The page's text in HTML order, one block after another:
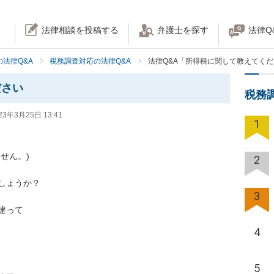
法律相談を投稿する 弁護士を探す 法律
法律Q&A 税務調査対応の法律Q&A 法律Q&A「所得税に関して教えてく
い
年3月25日 13:41
ん。)
ょうか？
って
税務
1
2
3
4
5